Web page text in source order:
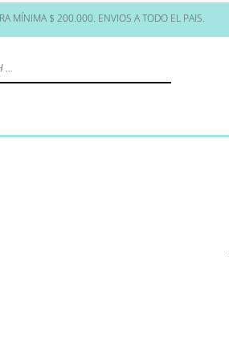
MÍNIMA $ 200.000. ENVIOS A TODO EL PAIS.